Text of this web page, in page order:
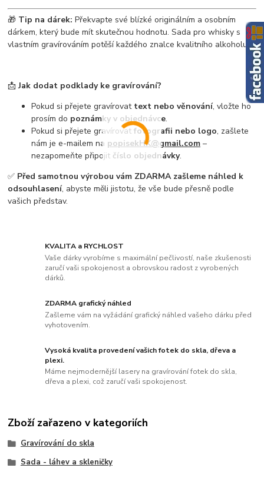
KVALITA a RYCHLOST
Vaše dárky vyrobíme s maximální pečlivostí, naše zkušenosti
zaručí vaši spokojenost a obrovskou radost z vyrobených
dárků.
ZDARMA grafický náhled
Zašleme vám na vyžádání grafický náhled vašeho dárku před
vyhotovením.
Vysoká kvalita provedení vašich fotek do skla, dřeva a
plexi.
Máme nejmodernější lasery na gravírování fotek do skla,
dřeva a plexi, což zaručí vaši spokojenost.
🎁 Tip na dárek: Překvapte své blízké originálním a osobním
dárkem, který bude mít skutečnou hodnotu. Sada pro whisky s
vlastním gravírováním potěší každého znalce kvalitního alkoholu.
📩Jak dodat podklady ke gravírování?
Pokud si přejete gravírovat text nebo věnování, vložte ho
prosím do poznámky v objednávce.
Pokud si přejete gravírovatfotografii nebo logo, zašlete
nám je e-mailem na popisekHK@gmail.com –
nezapomeňte připojit číslo objednávky.
✅ Před samotnou výrobou vám ZDARMA zašleme náhled k
odsouhlasení, abyste měli jistotu, že vše bude přesně podle
vašich představ.
Zboží zařazeno v kategoriích
Gravírování do skla
Sada - láhev a skleničky